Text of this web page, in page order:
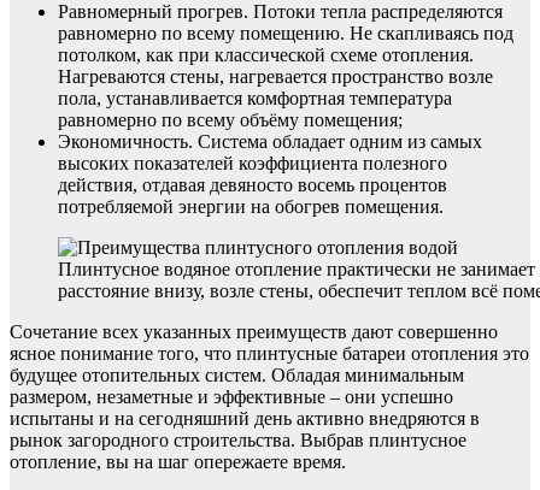
Равномерный прогрев. Потоки тепла распределяются
равномерно по всему помещению. Не скапливаясь под
потолком, как при классической схеме отопления.
Нагреваются стены, нагревается пространство возле
пола, устанавливается комфортная температура
равномерно по всему объёму помещения;
Экономичность. Система обладает одним из самых
высоких показателей коэффициента полезного
действия, отдавая девяносто восемь процентов
потребляемой энергии на обогрев помещения.
Плинтусное водяное отопление практически не
расстояние внизу, возле стены, обеспечит теплом всё
Сочетание всех указанных преимуществ дают совершенно
ясное понимание того, что плинтусные батареи отопления это
будущее отопительных систем. Обладая минимальным
размером, незаметные и эффективные – они успешно
испытаны и на сегодняшний день активно внедряются в
рынок загородного строительства. Выбрав плинтусное
отопление, вы на шаг опережаете время.